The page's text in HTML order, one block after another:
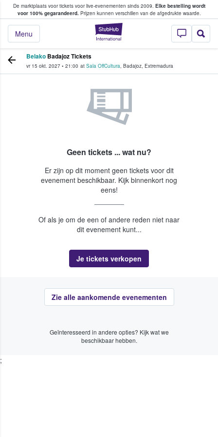
De marktplaats voor tickets voor live-evenementen sinds 2009. Elke bestelling wordt
voor 100% gegarandeerd.Prijzen kunnen verschillen van de afgedrukte waarde.
StubHub: waar
Menu
tickets kopen en verkopen
Belako Badajoz Tickets
vr 15 okt. 2027 • 21:00 at Sala OffCultura, Badajoz, Extremadura
Geen tickets ... wat nu?
Er zijn op dit moment geen tickets voor dit
evenement beschikbaar. Kijk binnenkort nog
eens!
Of als je om de een of andere reden niet naar
dit evenement kunt...
Je tickets verkopen
Zie alle aankomende evenementen
Geïnteresseerd in andere opties? Kijk wat we
beschikbaar hebben.
;